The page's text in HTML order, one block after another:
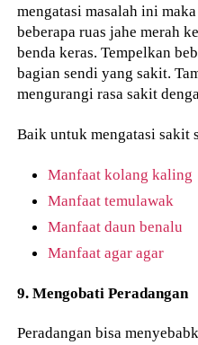
mengatasi masalah ini
beberapa ruas jahe merah
benda keras. Tempelkan
bagian sendi yang sakit.
mengurangi rasa sakit
Baik untuk mengatasi sakit
Manfaat kolang kaling
Manfaat temulawak
Manfaat daun benalu
Manfaat agar agar
9. Mengobati Peradangan
Peradangan bisa